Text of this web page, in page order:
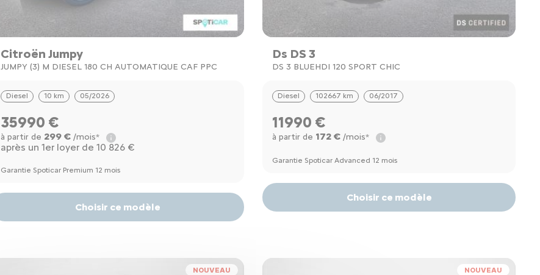
Citroën Jumpy
JUMPY (3) M DIESEL 180 CH AUTOMATIQUE CAF PPC
Diesel 10 km 05/2026
35990 €
à partir de 299 € /mois*
après un 1er loyer de 10 826 €
Garantie Spoticar Premium 12 mois
Choisir ce modèle
Ds DS 3
DS 3 BLUEHDI 120 SPORT CHIC
Diesel 102667 km 06/2017
11990 €
à partir de 172 € /mois*
Garantie Spoticar Advanced 12 mois
Choisir ce modèle
NOUVEAU NOUVEAU